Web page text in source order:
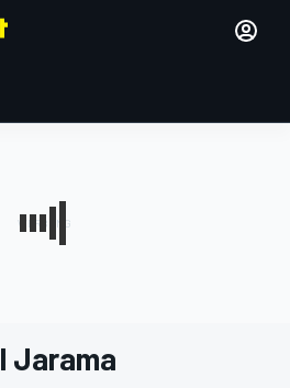
Jarama